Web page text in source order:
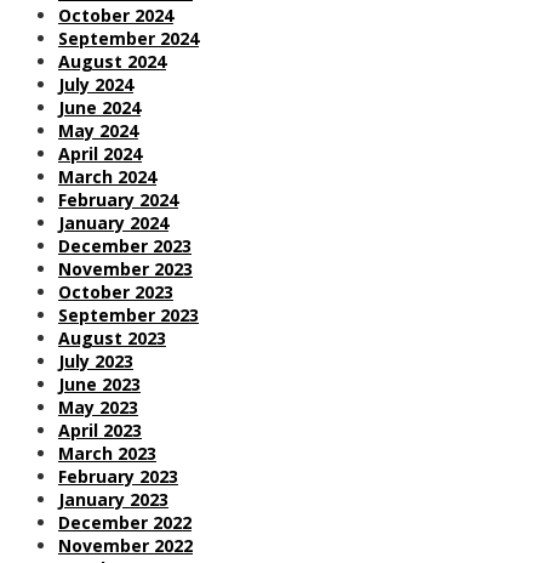
October 2024
September 2024
August 2024
July 2024
June 2024
May 2024
April 2024
March 2024
February 2024
January 2024
December 2023
November 2023
October 2023
September 2023
August 2023
July 2023
June 2023
May 2023
April 2023
March 2023
February 2023
January 2023
December 2022
November 2022